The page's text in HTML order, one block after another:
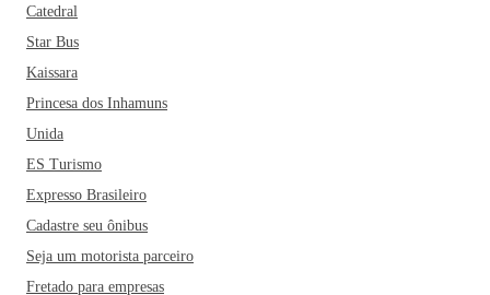
Catedral
Star Bus
Kaissara
Princesa dos Inhamuns
Unida
ES Turismo
Expresso Brasileiro
Cadastre seu ônibus
Seja um motorista parceiro
Fretado para empresas